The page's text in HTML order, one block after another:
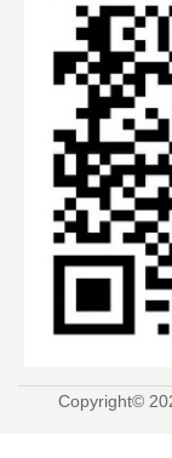
Copyright©